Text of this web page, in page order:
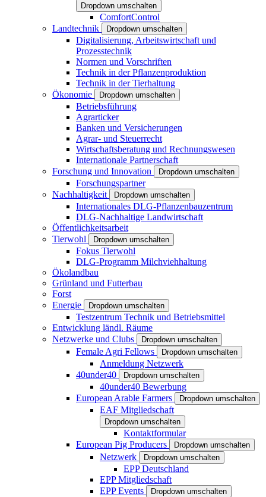
Dropdown umschalten
ComfortControl
Landtechnik
Dropdown umschalten
Digitalisierung, Arbeitswirtschaft und
Prozesstechnik
Normen und Vorschriften
Technik in der Pflanzenproduktion
Technik in der Tierhaltung
Ökonomie
Dropdown umschalten
Betriebsführung
Agrarticker
Banken und Versicherungen
Agrar- und Steuerrecht
Wirtschaftsberatung und Rechnungswesen
Internationale Partnerschaft
Forschung und Innovation
Dropdown umschalten
Forschungspartner
Nachhaltigkeit
Dropdown umschalten
Internationales DLG-Pflanzenbauzentrum
DLG-Nachhaltige Landwirtschaft
Öffentlichkeitsarbeit
Tierwohl
Dropdown umschalten
Fokus Tierwohl
DLG-Programm Milchviehhaltung
Ökolandbau
Grünland und Futterbau
Forst
Energie
Dropdown umschalten
Testzentrum Technik und Betriebsmittel
Entwicklung ländl. Räume
Netzwerke und Clubs
Dropdown umschalten
Female Agri Fellows Dropdown umschalten
Anmeldung Netzwerk
40under40
Dropdown umschalten
40under40 Bewerbung
European Arable Farmers
Dropdown umschalten
EAF Mitgliedschaft
Dropdown umschalten
Kontaktformular
European Pig Producers
Dropdown umschalten
Netzwerk Dropdown umschalten
EPP Deutschland
EPP Mitgliedschaft
EPP Events
Dropdown umschalten